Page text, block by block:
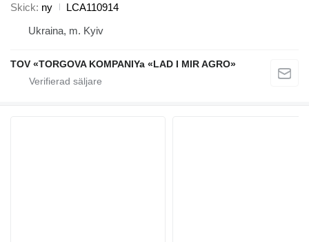
Skick ny
LCA110914
Ukraina, m. Kyiv
TOV «TORGOVA KOMPANIYa «LAD I MIR AGRO»